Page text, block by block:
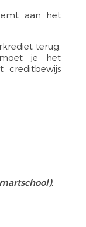
aan het
terug.
je het
creditbewijs